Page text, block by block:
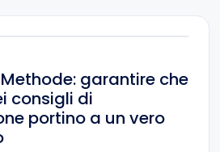
garantire che
consigli di
portino a un vero